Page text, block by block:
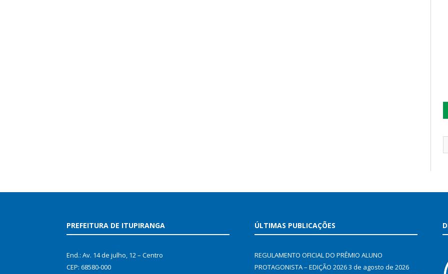
PREFEITURA DE ITUPIRANGA
End.: Av. 14 de julho, 12 – Centro
CEP: 68580-000
ÚLTIMAS PUBLICAÇÕES
REGULAMENTO OFICIAL DO PRÊMIO ALUNO
PROTAGONISTA – EDIÇÃO 20263 de agosto de 2026